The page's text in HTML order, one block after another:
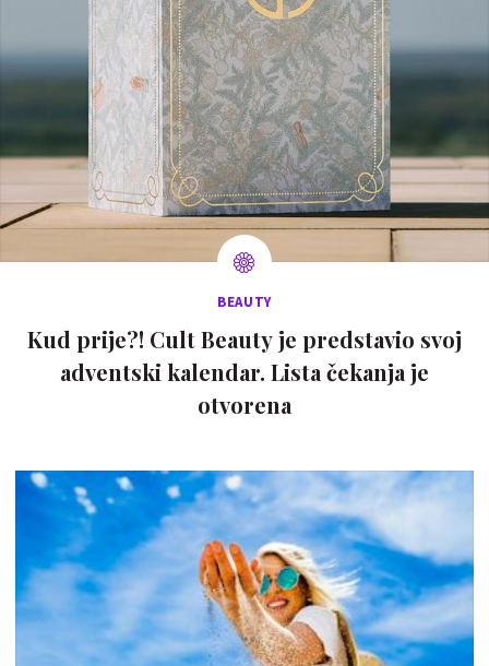
BEAUTY
Kud prije?! Cult Beauty je predstavio svoj
adventski kalendar. Lista čekanja je
otvorena